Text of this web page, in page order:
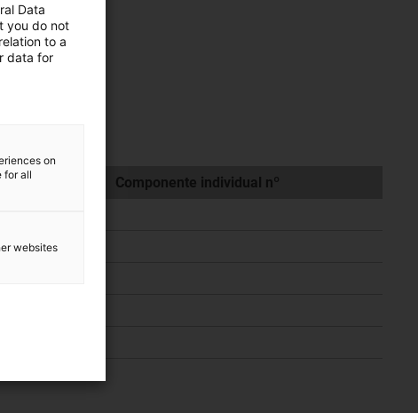
Componente individual nº
TR.XX.002
Data
you do not
to a
data for
on
for all
websites